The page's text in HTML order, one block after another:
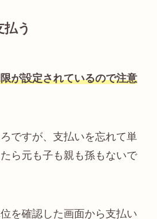
う
が設定されているので注意
ですが、支払いを忘れて単
ら元も子も親も孫もないで
を確認した画面から支払い